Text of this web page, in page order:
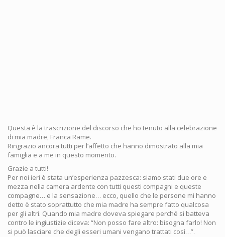
Questa è la trascrizione del discorso che ho tenuto alla celebrazione
di mia madre, Franca Rame.
Ringrazio ancora tutti per l’affetto che hanno dimostrato alla mia
famiglia e a me in questo momento.
Grazie a tutti!
Per noi ieri è stata un’esperienza pazzesca: siamo stati due ore e
mezza nella camera ardente con tutti questi compagni e queste
compagne… e la sensazione… ecco, quello che le persone mi hanno
detto è stato soprattutto che mia madre ha sempre fatto qualcosa
per gli altri. Quando mia madre doveva spiegare perché si batteva
contro le ingiustizie diceva: “Non posso fare altro: bisogna farlo! Non
si può lasciare che degli esseri umani vengano trattati così…”.